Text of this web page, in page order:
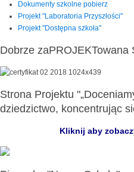
Dokumenty szkolne pobierz
Projekt "Laboratoria Przyszłości"
Projekt "Dostępna szkoła"
Dobrze zaPROJEKTowana
Strona Projektu
dziedzictwo, koncentrując
Kliknij aby